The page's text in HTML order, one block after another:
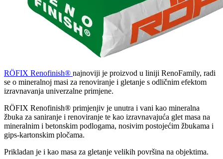
RÖFIX Renofinish® najnoviji je proizvod u liniji RenoFamily, radi
se o mineralnoj masi za renoviranje i gletanje s odličnim efektom
izravnavanja univerzalne primjene.
RÖFIX Renofinish® primjenjiv je unutra i vani kao mineralna
žbuka za saniranje i renoviranje te kao izravnavajuća glet masa na
mineralnim i betonskim podlogama, nosivim postojećim žbukama i
gips-kartonskim pločama.
Prikladan je i kao masa za gletanje velikih površina na objektima.